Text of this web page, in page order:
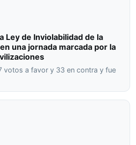
Ley de Inviolabilidad de la
una jornada marcada por la
votos a favor y 33 en contra y fue